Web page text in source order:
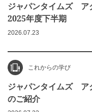
ジャパンタイムズ ア
2025年度下半期
2026.07.23
これからの学び
ジャパンタイムズ ア
のご紹介